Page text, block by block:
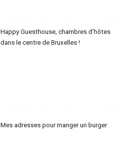
Happy Guesthouse, chambres d’hôtes
dans le centre de Bruxelles !
Mes adresses pour manger un burger